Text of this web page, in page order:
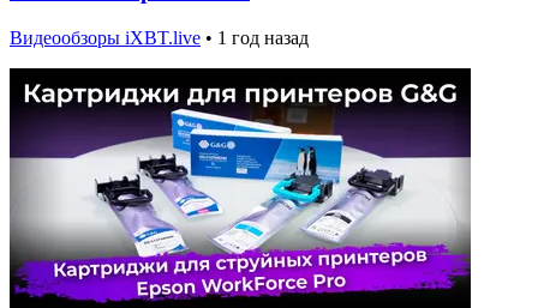
Видеообзоры iXBT.live • 1 год назад